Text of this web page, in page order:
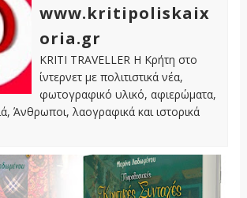
www.kritipoliskaix
oria.gr
KRITI TRAVELLER Η Κρήτη στο
ίντερνετ με πολιτιστικά νέα,
φωτογραφικό υλικό, αφιερώματα,
Άνθρωποι, λαογραφικά και ιστορικά